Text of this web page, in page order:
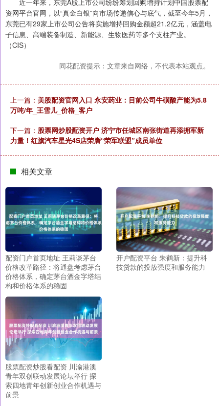
近一年来，东莞A股上市公司纷纷筹划回购增持计划中国股票配
资网平台官网，以“真金白银”向市场传递信心与底气，截至今年5月，
东莞已有29家上市公司公告将实施增持回购金额超21.2亿元，涵盖电
子信息、高端装备制造、新能源、生物医药等多个支柱产业。
（CIS）
同花配资提示：文章来自网络，不代表本站观点。
上一篇： 美股配资官网入口 永安药业：目前公司牛磺酸产能为5.8
万吨/年_王雪儿_价格_客户
下一篇： 股票网炒股配资开户 济宁市任城区南张街道再添拥军新
力量！红旗汽车星光4S店荣膺“荣军联盟”成员单位
相关文章
配资门户首页地址 王莉谈茅台
价格改革路径：将通盘考虑茅台
价格体系，确定茅台酒金字塔结
构和价格体系的稳固
开户配资平台 朱鹤新：提升科
技贷款的投放强度和服务能力
股票配资炒股看配资 川渝港澳
青年双创联动发展论坛举行 探
索四地青年创新创业合作机遇与
前景